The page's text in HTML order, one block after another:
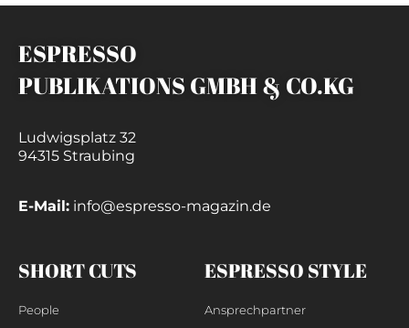
ESPRESSO
PUBLIKATIONS GMBH & CO.KG
Ludwigsplatz 32
94315 Straubing
E-Mail: info@espresso-magazin.de
SHORT CUTS
People
ESPRESSO STYLE
Ansprechpartner